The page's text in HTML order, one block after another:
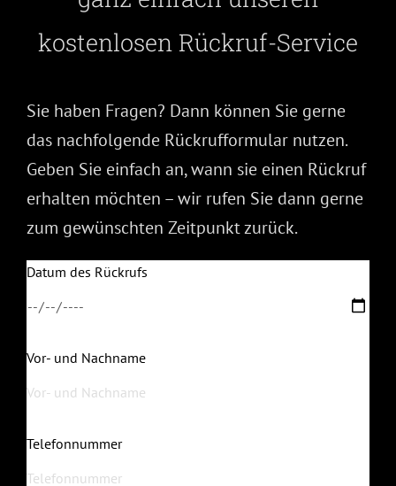
kostenlosen Rückruf-Service
Sie haben Fragen? Dann können Sie gerne
das nachfolgende Rückrufformular nutzen.
Geben Sie einfach an, wann sie einen Rückruf
erhalten möchten – wir rufen Sie dann gerne
zum gewünschten Zeitpunkt zurück.
Datum des Rückrufs
Vor- und Nachname
Telefonnummer